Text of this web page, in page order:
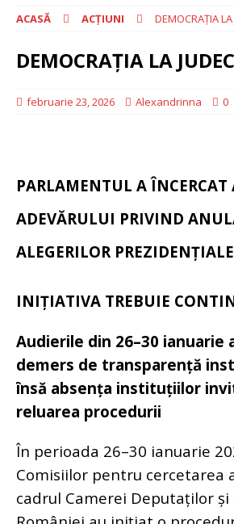
ACASĂ ACȚIUNI DEMOCRAȚIA
DEMOCRAȚIA LA
februarie 23, 2026 Alexandrinna 0
PARLAMENTUL A ÎNCERCAT
ADEVĂRULUI PRIVIND
ALEGERILOR PREZIDENȚIALE
INIȚIATIVA TREBUIE
Audierile din 26–30 ianuarie
demers de transparență
însă absența instituțiilor
reluarea procedurii
În perioada 26–30 ianuarie
Comisiilor pentru cercetarea
cadrul Camerei Deputaților și